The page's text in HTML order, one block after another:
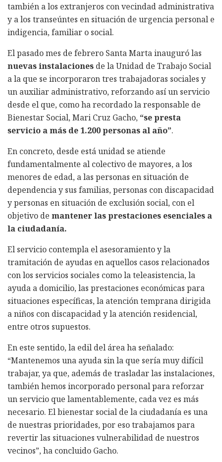
también a los extranjeros con vecindad administrativa
y a los transeúntes en situación de urgencia personal e
indigencia, familiar o social.
El pasado mes de febrero Santa Marta inauguró las
nuevas instalaciones de la Unidad de Trabajo Social
a la que se incorporaron tres trabajadoras sociales y
un auxiliar administrativo, reforzando así un servicio
desde el que, como ha recordado la responsable de
Bienestar Social, Mari Cruz Gacho, “se presta
servicio a más de 1.200 personas al año”.
En concreto, desde está unidad se atiende
fundamentalmente al colectivo de mayores, a los
menores de edad, a las personas en situación de
dependencia y sus familias, personas con discapacidad
y personas en situación de exclusión social, con el
objetivo de mantener las prestaciones esenciales a
la ciudadanía.
El servicio contempla el asesoramiento y la
tramitación de ayudas en aquellos casos relacionados
con los servicios sociales como la teleasistencia, la
ayuda a domicilio, las prestaciones económicas para
situaciones específicas, la atención temprana dirigida
a niños con discapacidad y la atención residencial,
entre otros supuestos.
En este sentido, la edil del área ha señalado:
“Mantenemos una ayuda sin la que sería muy difícil
trabajar, ya que, además de trasladar las instalaciones,
también hemos incorporado personal para reforzar
un servicio que lamentablemente, cada vez es más
necesario. El bienestar social de la ciudadanía es una
de nuestras prioridades, por eso trabajamos para
revertir las situaciones vulnerabilidad de nuestros
vecinos”, ha concluido Gacho.